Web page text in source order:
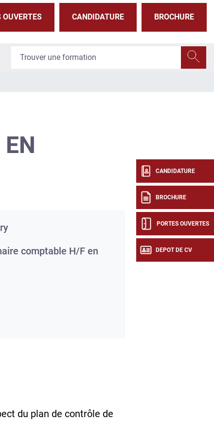
OUVERTES CANDIDATURE BROCHURE
CANDIDATURE
BROCHURE
PORTES OUVERTES
DEPOT DE CV
comptable H/F en
du plan de contrôle de